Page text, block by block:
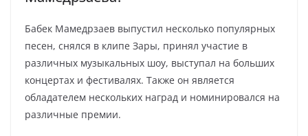
Бабек Мамедрзаев выпустил несколько популярных
песен, снялся в клипе Зары, принял участие в
различных музыкальных шоу, выступал на больших
концертах и фестивалях. Также он является
обладателем нескольких наград и номинировался на
различные премии.